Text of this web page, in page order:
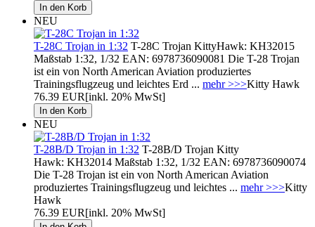
NEU
T-28C Trojan in 1:32 T-28C Trojan KittyHawk: KH32015
Maßstab 1:32, 1/32 EAN: 6978736090081 Die T-28 Trojan
ist ein von North American Aviation produziertes
Trainingsflugzeug und leichtes Erd ... mehr >>>Kitty Hawk
76.39 EUR[inkl. 20% MwSt]
NEU
T-28B/D Trojan in 1:32 T-28B/D Trojan Kitty
Hawk: KH32014 Maßstab 1:32, 1/32 EAN: 6978736090074
Die T-28 Trojan ist ein von North American Aviation
produziertes Trainingsflugzeug und leichtes ... mehr >>>Kitty
Hawk
76.39 EUR[inkl. 20% MwSt]